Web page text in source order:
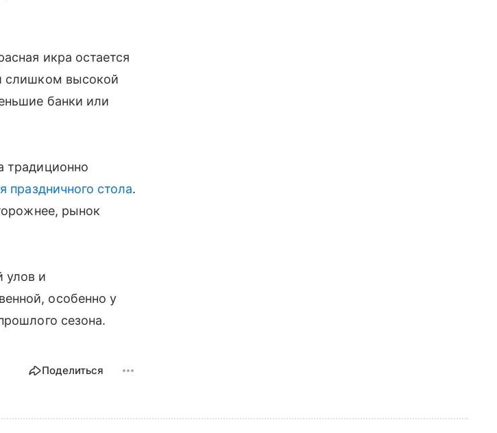
икра остается
слишком высокой
банки или
традиционно
праздничного стола.
рынок
улов и
особенно у
сезона.
Поделиться